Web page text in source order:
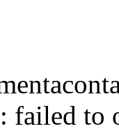
failed to